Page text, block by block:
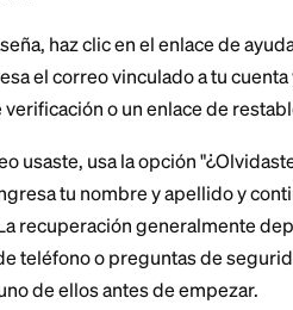
PayPal significa que
pueden ayudar al
recuperar
olvidada